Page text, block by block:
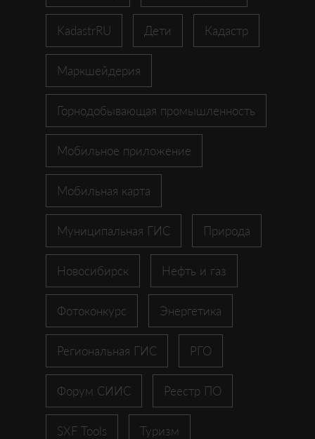
KadastrRU Дети Кадастр
Маркшейдерия
Горнодобывающая промышленность
Мобильное приложение
Мобильная карта
Муниципальная ГИС Природа
Новосибирск Нефть и газ
Фотоконкурс Энергетика
Региональная ГИС РГО
Форум СИИС Реестр ПО
SXF Tools Туризм